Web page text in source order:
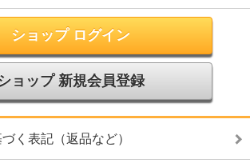
ショップ ログイン
ョップ 新規会員登録
く表記（返品など）